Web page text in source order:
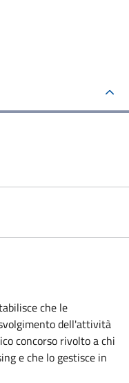
che le
dell'attività
concorso rivolto a chi
e che lo gestisce in